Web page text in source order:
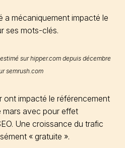
a mécaniquement impacté le
ses mots-clés.
sur hipper.com depuis décembre
semrush.com
ont impacté le référencement
mars avec pour effet
Une croissance du trafic
« gratuite ».